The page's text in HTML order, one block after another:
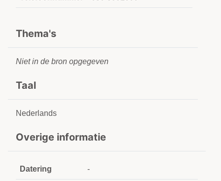
Thema's
Niet in de bron opgegeven
Taal
Nederlands
Overige informatie
Datering -